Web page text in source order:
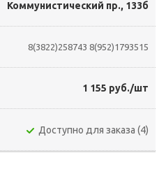
Коммунистический пр., 133б
8(3822)258743 8(952)1793515
1 155 руб./шт
Доступно для заказа (4)